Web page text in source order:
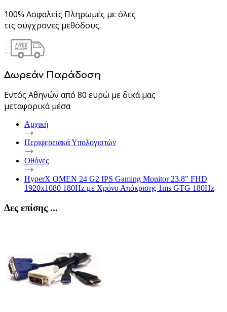
100% Ασφαλείς Πληρωμές με όλες
τις σύγχρονες μεθόδους.
Δωρεάν Παράδοση
Εντός Αθηνών από 80 ευρώ με δικά μας
μεταφορικά μέσα
Αρχική
Περιφερειακά Υπολογιστών
Οθόνες
HyperX OMEN 24 G2 IPS Gaming Monitor 23.8" FHD
1920x1080 180Hz με Χρόνο Απόκρισης 1ms GTG 180Hz
Δες επίσης ...